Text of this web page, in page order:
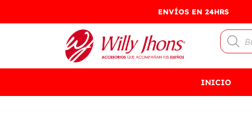
al
ENVÍOS EN 24HRS
Búsqueda
de
INICIO